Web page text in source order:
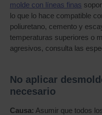
molde con líneas finas
lo que lo hace compatible
poliuretano, cemento y
temperaturas superiores o
agresivos, consulta las
No aplicar
necesario
Causa: Asumir que todos